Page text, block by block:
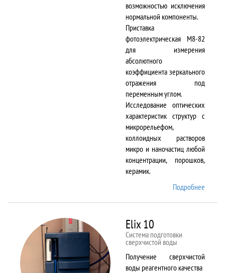
возможностью исключения
нормальной компоненты.
Приставка
фотоэлектрическая М8-82
для измерения
абсолютного
коэффициента зеркального
отражения под
переменным углом.
Исследование оптических
характеристик структур с
микрорельефом,
коллоидных растворов
микро и наночастиц любой
концентрации, порошков,
керамик.
Подробнее
Elix 10
Cистема подготовки
сверхчистой воды
Получение сверхчистой
воды реагентного качества